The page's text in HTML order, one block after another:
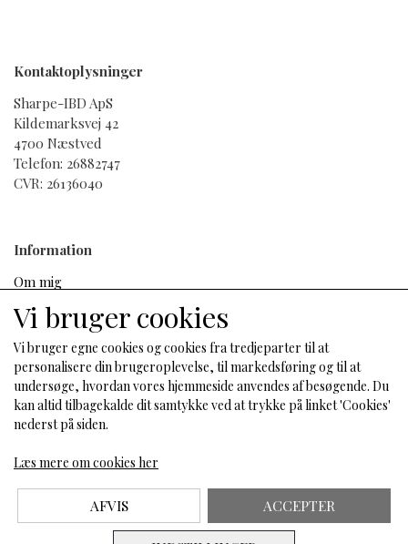
Fordele
Op til 12 timers** fugt og holdbarhed.
midlertidigt.
Sådan bruger du produktet
Trin
1 -Fugt og forbered huden for at skabe den perfekte
base.
Klem 1-2 pumpetryk Nu Colour Bioadaptive* BB+
Kontaktoplysninger
Sharpe-IBD ApS
Kildemarksvej 42
4700 Næstved
Telefon: 26882747
CVR: 26136040
Information
Om mig
Cookies
Fortrydelse og reklamation
Sociale medier
Vi bruger cookies
Vi bruger egne cookies og cookies fra tredjeparter til at
personalisere din brugeroplevelse, til markedsføring og til at
undersøge, hvordan vores hjemmeside anvendes af besøgende. Du
kan altid tilbagekalde dit samtykke ved at trykke på linket 'Cookies'
nederst på siden.
Læs mere om cookies her
AFVIS ACCEPTER